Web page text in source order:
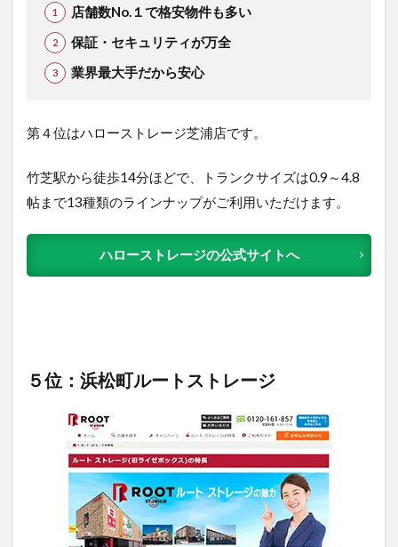
店舗数No.１で格安物件も多い
保証・セキュリティが万全
業界最大手だから安心
第４位はハローストレージ芝浦店です。
竹芝駅から徒歩14分ほどで、トランクサイズは0.9～4.8
帖まで13種類のラインナップがご利用いただけます。
ハローストレージの公式サイトへ
５位：浜松町ルートストレージ